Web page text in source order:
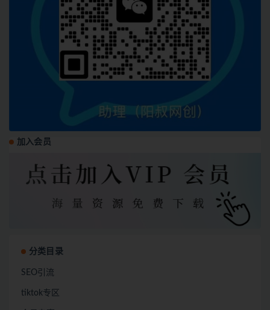
加入会员
分类目录
SEO引流
tiktok专区